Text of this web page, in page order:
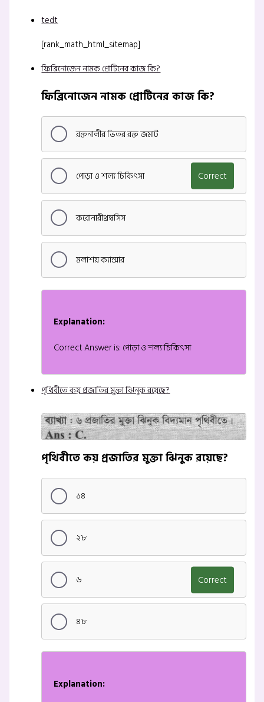
tedt
[rank_math_html_sitemap]
ফিব্রিনোজেন নামক প্রোটিনের কাজ কি?
ফিব্রিনোজেন নামক প্রোটিনের কাজ কি?
রক্তনালীর ভিতর রক্ত জমাট
পোড়া ও শল্য চিকিৎসা Correct
করোনারীথ্রম্বসিস
মলাশয় ক্যান্সার
Explanation:
Correct Answer is: পোড়া ও শল্য চিকিৎসা
পৃথিবীতে কয় প্রজাতির মুক্তা ঝিনুক রয়েছে?
পৃথিবীতে কয় প্রজাতির মুক্তা ঝিনুক রয়েছে?
১৪
২৮
৬ Correct
৪৮
Explanation: